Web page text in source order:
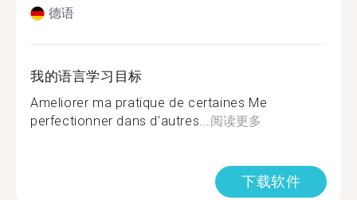
德语
我的语言学习目标
Ameliorer ma pratique de certaines Me
perfectionner dans d’autres...阅读更多
下载软件